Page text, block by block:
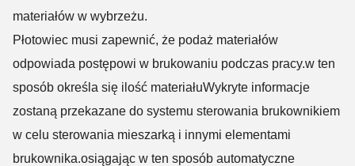
materiałów w wybrzeżu.
Płotowiec musi zapewnić, że podaż materiałów
odpowiada postępowi w brukowaniu podczas pracy.w ten
sposób określa się ilość materiałuWykryte informacje
zostaną przekazane do systemu sterowania brukownikiem
w celu sterowania mieszarką i innymi elementami
brukownika.osiągając w ten sposób automatyczne